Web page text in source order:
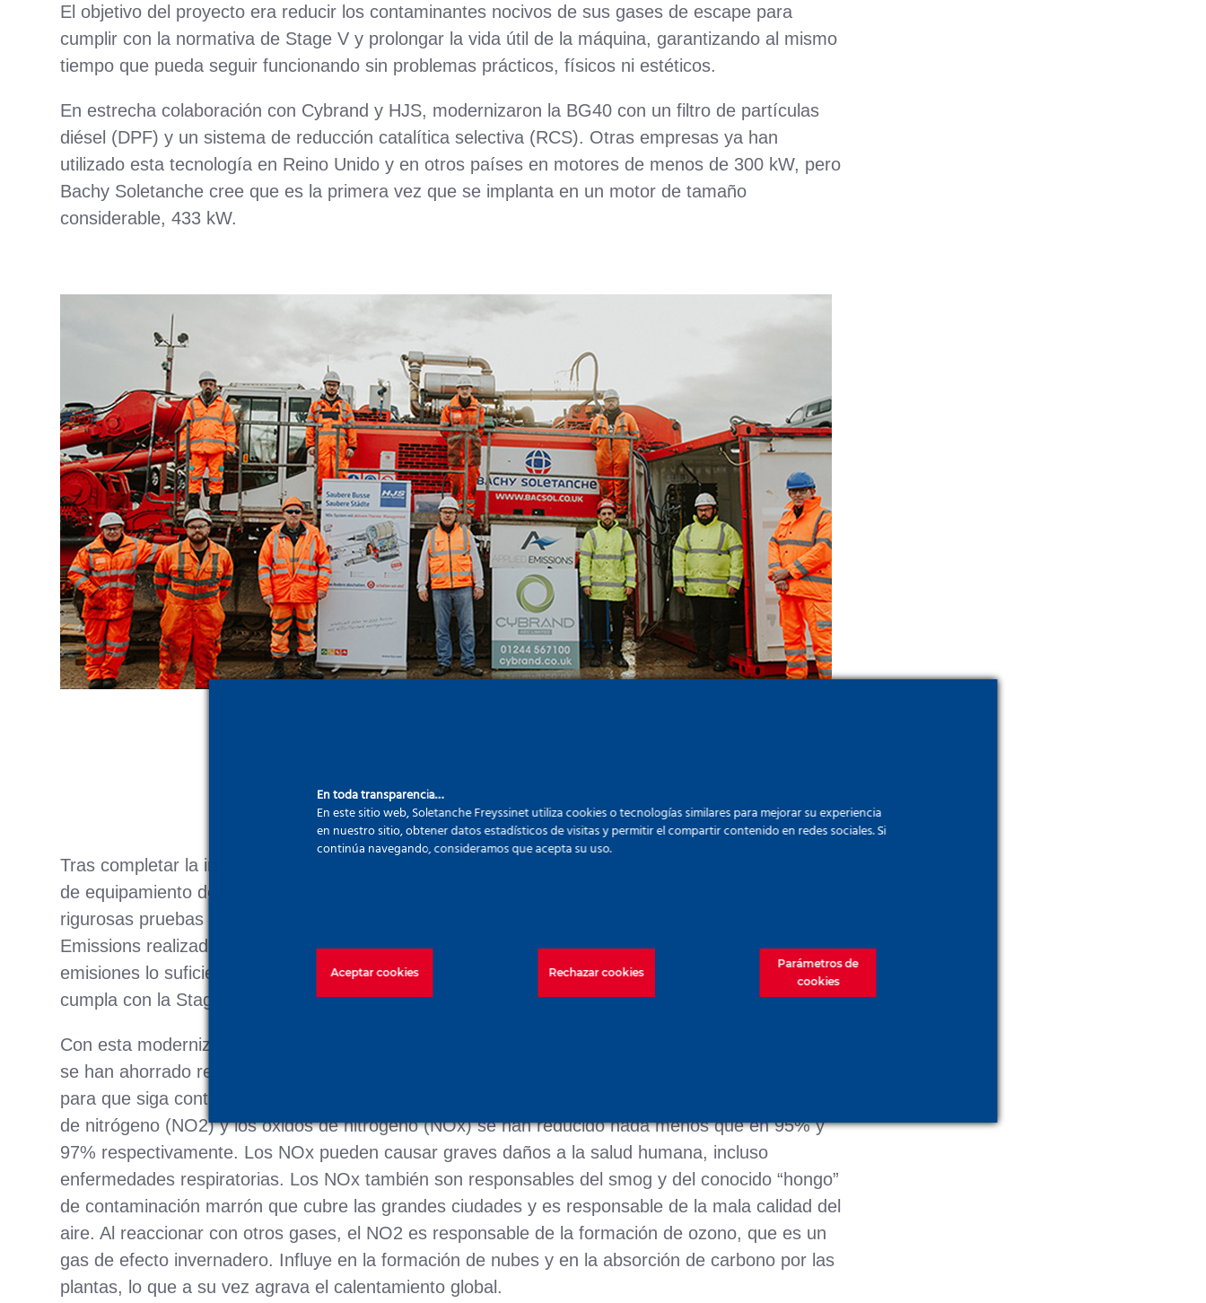
El objetivo del proyecto era reducir los contaminantes nocivos de sus gases de escape para
cumplir con la normativa de Stage V y prolongar la vida útil de la máquina, garantizando al mismo
tiempo que pueda seguir funcionando sin problemas prácticos, físicos ni estéticos.
En estrecha colaboración con Cybrand y HJS, modernizaron la BG40 con un filtro de partículas
diésel (DPF) y un sistema de reducción catalítica selectiva (RCS). Otras empresas ya han
utilizado esta tecnología en Reino Unido y en otros países en motores de menos de 300 kW, pero
Bachy Soletanche cree que es la primera vez que se implanta en un motor de tamaño
considerable, 433 kW.
Tras completar la instalación a finales del otoño de 2020, se invitó a Applied Emissions a la planta
de equipamiento de Bachy Soletanche en Burscough (Lancashire) para llevar a cabo sus
rigurosas pruebas según lo establecido por el Energy Saving Trust. La evaluación de Applied
Emissions realizada en diciembre de 2020 confirmó que el DPF y el sistema RCS redujeron las
emisiones lo suficiente como para que el sistema de postratamiento instalado en la máquina
cumpla con la Stage V.
Con esta modernización, se ha prolongado la vida útil de la máquina en Reino Unido, con lo que
se han ahorrado recursos. En lugar de sustituir la perforadora y llevarla a otra parte del mundo
para que siga contaminando el medio ambiente, se han reducido las emisiones nocivas: el dióxido
de nitrógeno (NO2) y los óxidos de nitrógeno (NOx) se han reducido nada menos que en 95% y
97% respectivamente. Los NOx pueden causar graves daños a la salud humana, incluso
enfermedades respiratorias. Los NOx también son responsables del smog y del conocido “hongo”
de contaminación marrón que cubre las grandes ciudades y es responsable de la mala calidad del
aire. Al reaccionar con otros gases, el NO2 es responsable de la formación de ozono, que es un
gas de efecto invernadero. Influye en la formación de nubes y en la absorción de carbono por las
plantas, lo que a su vez agrava el calentamiento global.
En toda transparencia…
En este sitio web, Soletanche Freyssinet utiliza cookies o tecnologías similares para mejorar su experiencia
en nuestro sitio, obtener datos estadísticos de visitas y permitir el compartir contenido en redes sociales. Si
continúa navegando, consideramos que acepta su uso.
Aceptar cookies Rechazar cookies
Parámetros de
cookies